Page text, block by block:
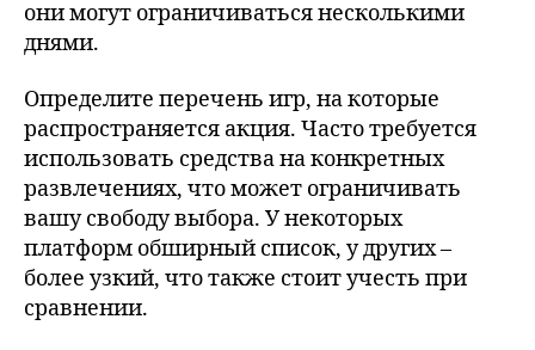
они могут ограничиваться несколькими
днями.
Определите перечень игр, на которые
распространяется акция. Часто требуется
использовать средства на конкретных
развлечениях, что может ограничивать
вашу свободу выбора. У некоторых
платформ обширный список, у других –
более узкий, что также стоит учесть при
сравнении.